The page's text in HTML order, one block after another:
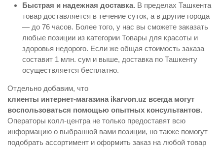
Быстрая и надежная доставка. В пределах Ташкента
товар доставляется в течение суток, а в другие города
— до 76 часов. Более того, у нас вы сможете заказать
любые позиции из категории Товары для красоты и
здоровья недорого. Если же общая стоимость заказа
составит 1 млн. сум и выше, доставка по Ташкенту
осуществляется бесплатно.
Отдельно добавим, что
клиенты интернет-магазина ikarvon.uz всегда могут
воспользоваться помощью опытных консультантов.
Операторы колл-центра не только предоставят всю
информацию о выбранной вами позиции, но также помогут
подобрать ассортимент и оформить заказ на любой товар